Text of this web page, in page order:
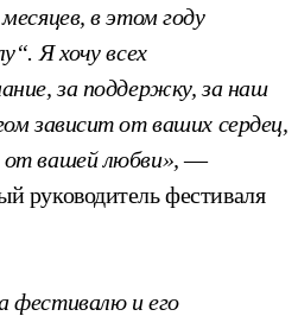
в этом году
Я хочу всех
за поддержку, за наш
зависит от ваших сердец,
вашей любви»,—
руководитель фестиваля
фестивалю и его